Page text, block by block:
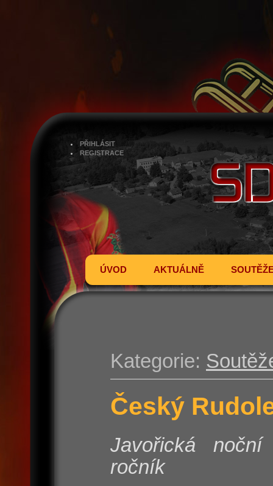
PŘIHLÁSIT
REGISTRACE
ÚVOD AKTUÁLNĚ
Kategorie:
Český
Javořická
ročník